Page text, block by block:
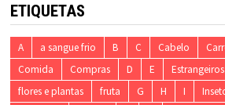
ETIQUETAS
A a sangue frio B C Cabelo
Comida
Compras D E Estrangeiros
flores e plantas
fruta G H I